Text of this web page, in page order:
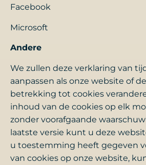
Facebook
Microsoft
Andere
We zullen deze verklaring van
aanpassen als onze website of
betrekking tot cookies
inhoud van de cookies op elk
zonder voorafgaande
laatste versie kunt u deze
u toestemming heeft gegeven
van cookies op onze website,